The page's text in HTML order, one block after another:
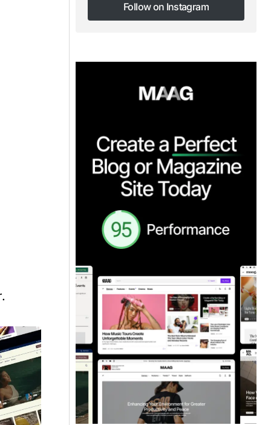
Follow on Instagram
Follow on Instagram